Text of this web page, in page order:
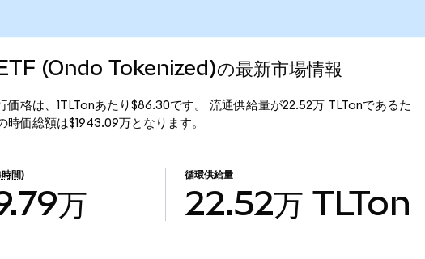
(Ondo Tokenized)の最新市場情報
格は、1TLTonあたり$86.30です。 流通供給量が22.52万 TLTonであるた
価総額は$1943.09万となります。
間)
万
循環供給量
22.52万 TLTon